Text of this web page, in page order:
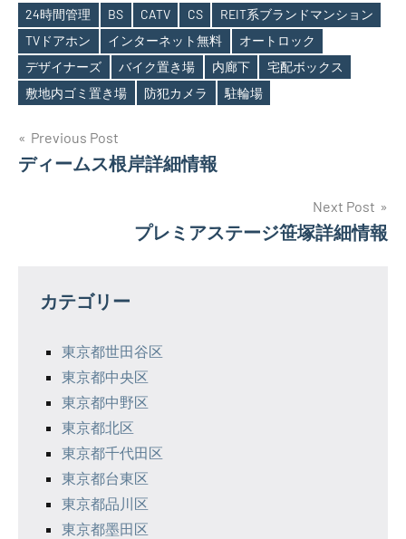
Tags
24時間管理 BS CATV CS
REIT系ブランドマンション
TVドアホン
インターネット無料
オートロック
デザイナーズ
バイク置き場 内廊下
宅配ボックス
敷地内ゴミ置き場
防犯カメラ 駐輪場
投
稿
ー
Previous Post
ディームス根岸詳細情報
Next Post
プレミアステージ笹塚詳細情報
カテゴリー
東京都世田谷区
東京都中央区
東京都中野区
東京都北区
東京都千代田区
東京都台東区
東京都品川区
東京都墨田区